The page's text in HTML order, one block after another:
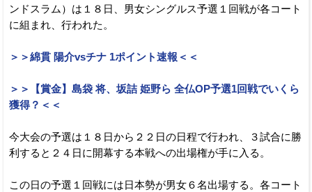
ンドスラム）は１８日、男女シングルス予選１回戦が各コート
に組まれ、行われた。
＞＞綿貫 陽介vsチナ 1ポイント速報＜＜
＞＞【賞金】島袋 将、坂詰 姫野ら 全仏OP予選1回戦でいくら
獲得？＜＜
今大会の予選は１８日から２２日の日程で行われ、３試合に勝
利すると２４日に開幕する本戦への出場権が手に入る。
この日の予選１回戦には日本勢が男女６名出場する。各コート